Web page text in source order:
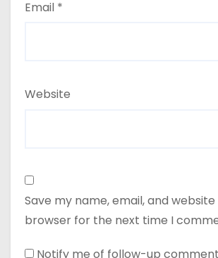
Email *
Website
Save my name, email, and website
browser for the next time I
Notify me of follow-up